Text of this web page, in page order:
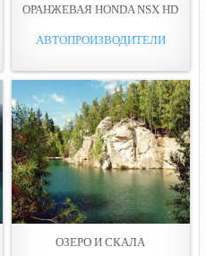
ОРАНЖЕВАЯ HONDA NSX HD
АВТОПРОИЗВОДИТЕЛИ
ОЗЕРО И СКAЛА